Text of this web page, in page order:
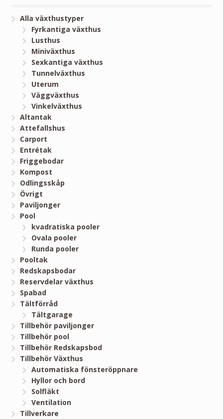
Alla växthustyper
Fyrkantiga växthus
Lusthus
Miniväxthus
Sexkantiga växthus
Tunnelväxthus
Uterum
Väggväxthus
Vinkelväxthus
Altantak
Attefallshus
Carport
Entrétak
Friggebodar
Kompost
Odlingsskåp
Övrigt
Paviljonger
Pool
kvadratiska pooler
Ovala pooler
Runda pooler
Pooltak
Redskapsbodar
Reservdelar växthus
Spabad
Tältförråd
Tältgarage
Tillbehör paviljonger
Tillbehör pool
Tillbehör Redskapsbod
Tillbehör Växthus
Automatiska fönsteröppnare
Hyllor och bord
Solfläkt
Ventilation
Tillverkare